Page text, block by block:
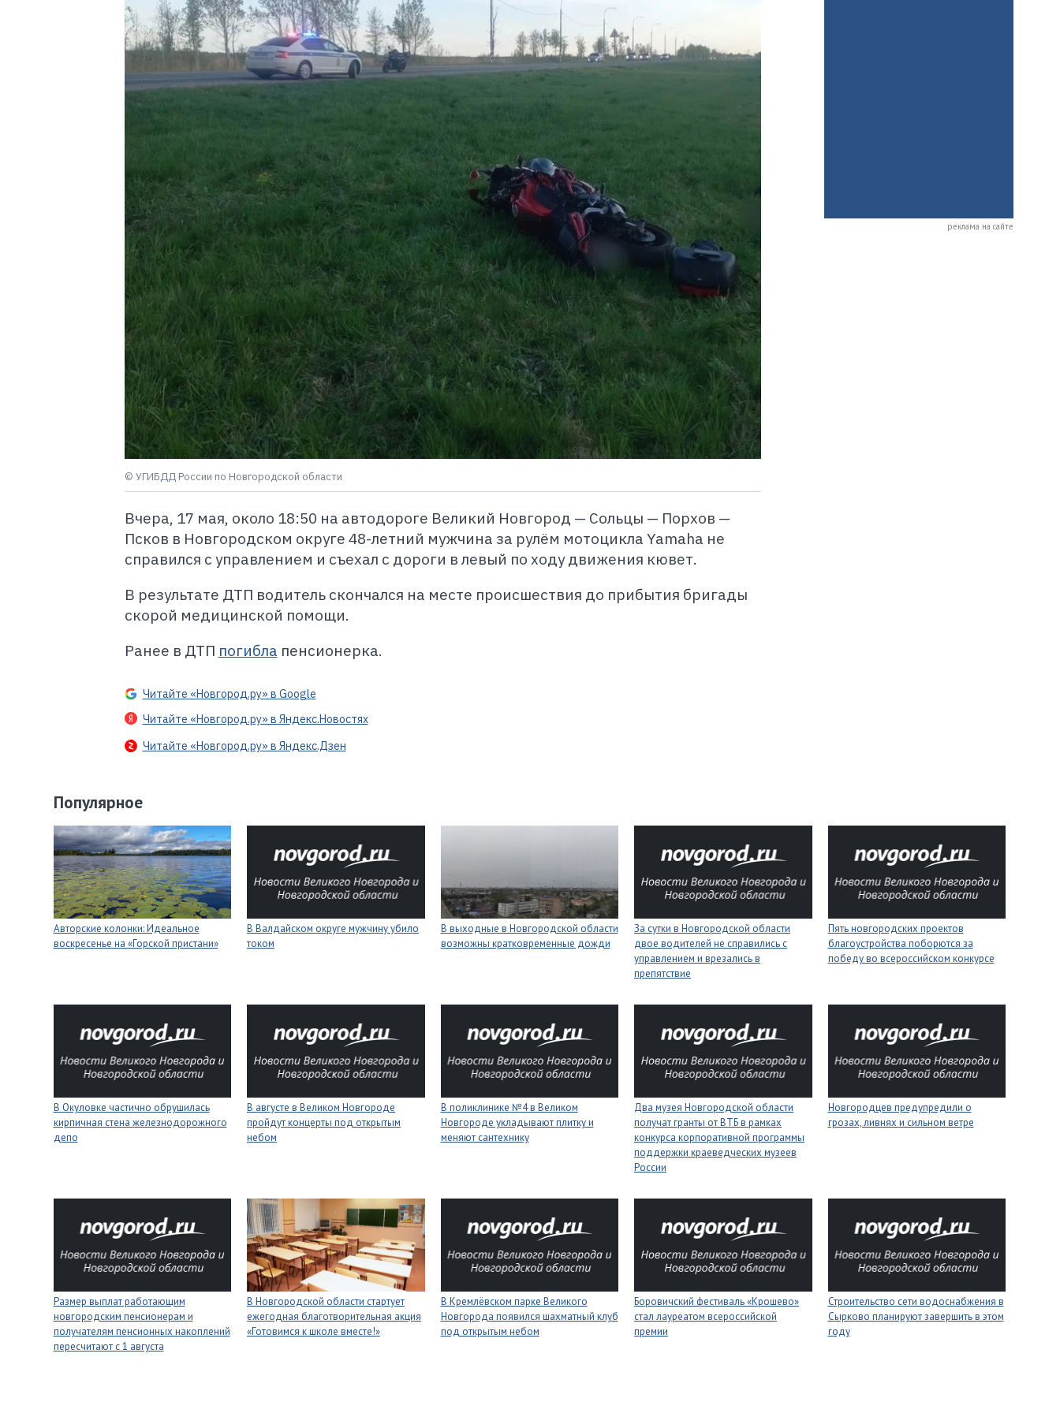
© УГИБДД России по Новгородской области
Вчера, 17 мая, около 18:50 на автодороге Великий Новгород — Сольцы — Порхов —
Псков в Новгородском округе 48-летний мужчина за рулём мотоцикла Yamaha не
справился с управлением и съехал с дороги в левый по ходу движения кювет.
В результате ДТП водитель скончался на месте происшествия до прибытия бригады
скорой медицинской помощи.
Ранее в ДТП погибла пенсионерка.
Читайте «Новгород.ру» в Google
Читайте «Новгород.ру» в Яндекс.Новостях
Читайте «Новгород.ру» в Яндекс.Дзен
реклама на сайте
Популярное
Авторские колонки: Идеальное
воскресенье на «Горской пристани»
В Валдайском округе мужчину убило
током
В выходные в Новгородской области
возможны кратковременные дожди
За сутки в Новгородской области
двое водителей не справились с
управлением и врезались в
препятствие
Пять новгородских проектов
благоустройства поборются за
победу во всероссийском конкурсе
В Окуловке частично обрушилась
кирпичная стена железнодорожного
депо
В августе в Великом Новгороде
пройдут концерты под открытым
небом
В поликлинике №4 в Великом
Новгороде укладывают плитку и
меняют сантехнику
Два музея Новгородской области
получат гранты от ВТБ в рамках
конкурса корпоративной программы
поддержки краеведческих музеев
России
Новгородцев предупредили о
грозах, ливнях и сильном ветре
Размер выплат работающим
новгородским пенсионерам и
получателям пенсионных накоплений
пересчитают с 1 августа
В Новгородской области стартует
ежегодная благотворительная акция
«Готовимся к школе вместе!»
В Кремлёвском парке Великого
Новгорода появился шахматный клуб
под открытым небом
Боровичский фестиваль «Крошево»
стал лауреатом всероссийской
премии
Строительство сети водоснабжения в
Сырково планируют завершить в этом
году